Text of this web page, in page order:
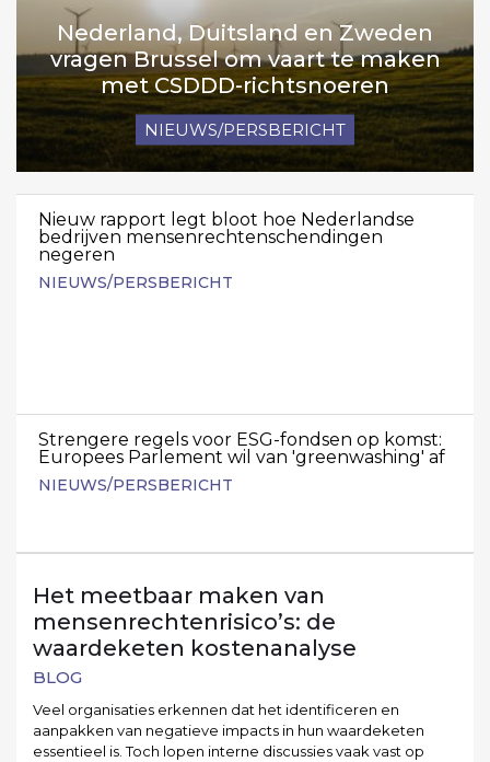
Nederland, Duitsland en Zweden
vragen Brussel om vaart te maken
met CSDDD-richtsnoeren
NIEUWS/PERSBERICHT
Nieuw rapport legt bloot hoe Nederlandse
bedrijven mensenrechtenschendingen
negeren
NIEUWS/PERSBERICHT
Strengere regels voor ESG-fondsen op komst:
Europees Parlement wil van 'greenwashing' af
NIEUWS/PERSBERICHT
Het meetbaar maken van
mensenrechtenrisico’s: de
waardeketen kostenanalyse
BLOG
Veel organisaties erkennen dat het identificeren en
aanpakken van negatieve impacts in hun waardeketen
essentieel is. Toch lopen interne discussies vaak vast op